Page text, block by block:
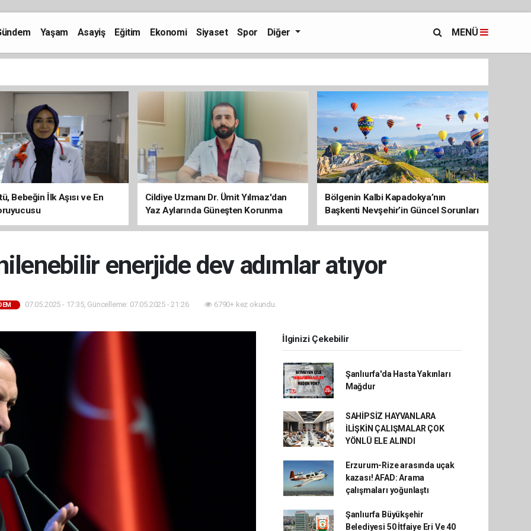
Yaşam Asayiş Eğitim Ekonomi Siyaset Spor Diğer MENÜ
Bebeğin İlk Aşısı ve En
Cildiye Uzmanı Dr. Ümit Yılmaz'dan
Yaz Aylarında Güneşten Korunma
Uyarısı
Bölgenin Kalbi Kapadokya’nın
Başkenti Nevşehir’in Güncel Sorunları
ve Çözüm Haritası
enerjide dev adımlar atıyor
07.05.2025 - 17:35, Güncelleme: 07.05.2025 - 21:26 6790+ kez okundu.
İlginizi Çekebilir
Şanlıurfa'da Hasta Yakınları
Mağdur
SAHİPSİZ HAYVANLARA
İLİŞKİN ÇALIŞMALAR ÇOK
YÖNLÜ ELE ALINDI
Erzurum-Rize arasında uçak
kazası! AFAD: Arama
çalışmaları yoğunlaştı
Şanlıurfa Büyükşehir
Belediyesi 50 İtfaiye Eri Ve 40